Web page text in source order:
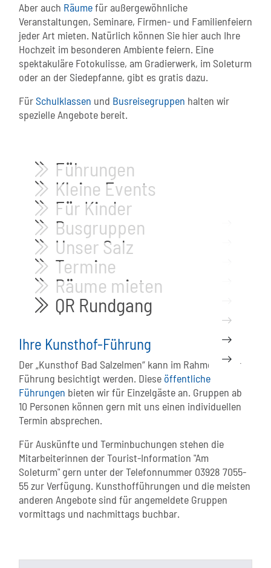
Aber auch Räumefür außergewöhnliche
Veranstaltungen, Seminare, Firmen- und Familienfeiern
jeder Art mieten. Natürlich können Sie hier auch Ihre
Hochzeit im besonderen Ambiente feiern. Eine
spektakuläre Fotokulisse, am Gradierwerk, im Soleturm
oder an der Siedepfanne, gibt es gratis dazu.
FürSchulklassen und Busreisegruppen halten wir
spezielle Angebote bereit.
bi bi-chevron-double-right
Führungen
bi bi-chevron-double-right
Kleine Events
bi bi-chevron-double-right
Für Kinder
bi bi-chevron-double-right
Busgruppen
bi bi-chevron-double-right
Unser Salz
bi bi-chevron-double-right
Termine
mehr...
bi bi-chevron-double-right
Räume mieten
mehr...
bi bi-chevron-double-right
QR Rundgang
mehr...
Ihre Kunsthof-Führung
Der „Kunsthof Bad Salzelmen“ kann im Rahmen einer
Führung besichtigt werden. Diese öffentliche
Führungen bieten wir für Einzelgäste an. Gruppen ab
10 Personen können gern mit uns einen individuellen
Termin absprechen.
Für Auskünfte und Terminbuchungen stehen die
Mitarbeiterinnen der Tourist-Information "Am
Soleturm" gern unter der Telefonnummer 03928 7055-
55 zur Verfügung. Kunsthofführungen und die meisten
anderen Angebote sind für angemeldete Gruppen
vormittags und nachmittags buchbar.